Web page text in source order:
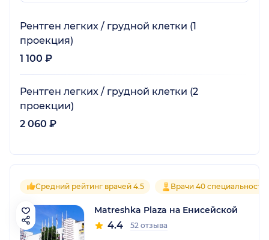
Рентген легких / грудной клетки (1
проекция)
1 100 ₽
Рентген легких / грудной клетки (2
проекции)
2 060 ₽
Средний рейтинг врачей 4.5 Врачи 40
Matreshka Plaza на Енисейской
4.4 52 отзыва